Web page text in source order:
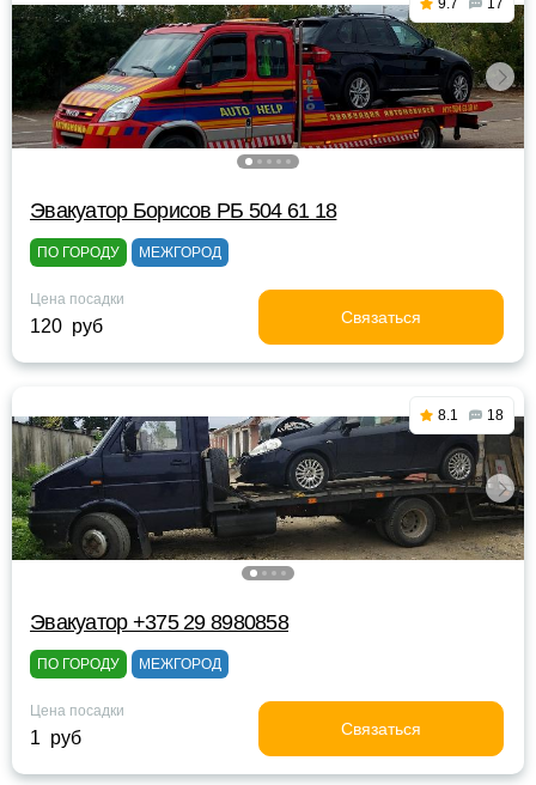
9.7 17
Эвакуатор Борисов РБ 504 61 18
ПО ГОРОДУ МЕЖГОРОД
Цена посадки
120 руб Связаться
8.1 18
Эвакуатор +375 29 8980858
ПО ГОРОДУ МЕЖГОРОД
Цена посадки
1 руб Связаться